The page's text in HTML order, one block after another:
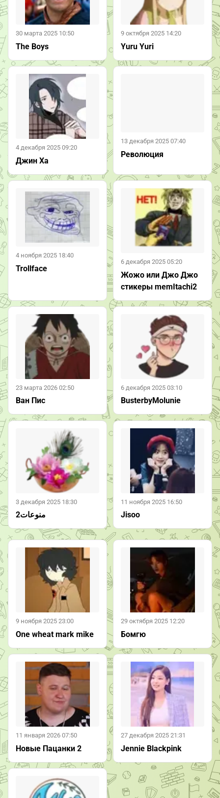
30 марта 2025 10:50
The Boys
9 октября 2025 14:20
Yuru Yuri
4 декабря 2025 09:20
Джин Ха
13 декабря 2025 07:40
Революция
4 ноября 2025 18:40
Trollface
6 декабря 2025 05:20
Жожо или Джо Джо
стикеры memItachi2
23 марта 2026 02:50
Ван Пис
6 декабря 2025 03:10
BusterbyMolunie
3 декабря 2025 18:30
منوعات2
11 ноября 2025 16:50
Jisoo
9 ноября 2025 23:00
One wheat mark mike
29 октября 2025 12:20
Бомгю
11 января 2026 07:50
Новые Пацанки 2
27 декабря 2025 21:31
Jennie Blackpink